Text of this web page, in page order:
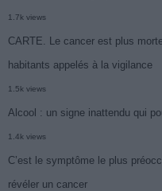
1.7k views
CARTE. Le cancer est plus
habitants appelés à la vigilance
1.5k views
Alcool : un signe inattendu qui
1.4k views
C’est le symptôme le plus
révéler un cancer